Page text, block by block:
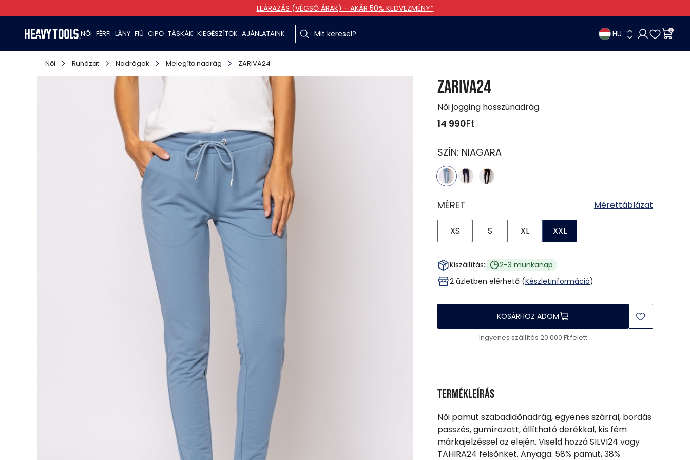
LEÁRAZÁS (VÉGSŐ ÁRAK) - AKÁR 50% KEDVEZMÉNY*
NŐI FÉRFI LÁNY FIÚ CIPŐ TÁSKÁK KIEGÉSZÍTŐK AJÁNLATAINK HU 0
Női Ruházat Nadrágok Melegítő nadrág ZARIVA24
ZARIVA24
Női jogging hosszúnadrág
14 990Ft
SZÍN: NIAGARA
MÉRET Mérettáblázat
XS S XL XXL
Kiszállítás:
2-3 munkanap
2 üzletben elérhető (Készletinformáció)
KOSÁRHOZ ADOM
Ingyenes szállítás 20.000 Ft felett
Termékleírás
Női pamut szabadidőnadrág, egyenes szárral, bordás
passzés, gumírozott, állítható derékkal, kis fém
márkajelzéssel az elején. Viseld hozzá SILVI24 vagy
TAHIRA24 felsőnket. Anyaga: 58% pamut, 38%